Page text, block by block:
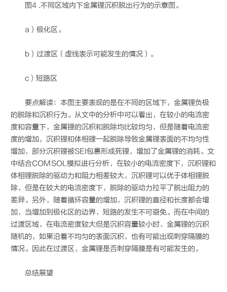
图4 .不同区域内下金属锂沉积脱出行为的示意图。
a）极化区。
b）过渡区（虚线表示可能发生的情况）。
c）短路区
要点解读：本图主要表现的是在不同的区域下，金属锂负极
的脱除和沉积行为。从文中的分析中可以看出，在较小的电流密
度和容量下，金属锂的沉积和脱除均比较均匀，但是随着电流密
度的增加，沉积锂和体相锂一起脱除导致金属锂表面的不均匀性
增加，部分沉积锂被SEI包裹形成死锂，增加了金属锂的消耗。文
中结合COMSOL模拟进行分析，在较小的电流密度下，沉积锂和
体相锂脱除的驱动力和阻力相差较大，沉积锂可以优于体相锂脱
除，但是在较大的电流密度下，脱除的驱动力拉平了脱出阻力的
差异。另外，随着循环容量的增加，沉积锂的直径和长度都会增
加，当增加到极化区的边界，短路的发生不可避免。而在中间的
过渡区域，在电流密度较大但是沉积容量较小时，金属锂的沉积
随机的，如果沿着不均匀的表面沉积，也有可能出现刺穿隔膜的
情况。因此在过渡区，金属锂是否刺穿隔膜是有可能发生的。
总结展望